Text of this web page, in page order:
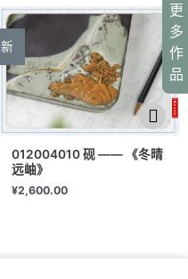
更
多
作
品
新
012004010 砚 —— 《冬晴
远岫》
¥2,600.00